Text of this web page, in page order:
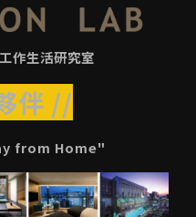
生活研究室
伴 //
from Home"